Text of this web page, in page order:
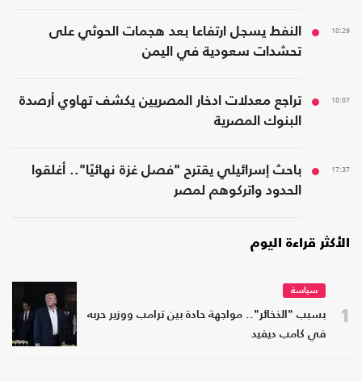
18:29
النفط يسجل ارتفاعا بعد هجمات الحوثي على
تحشدات سعودية في اليمن
18:07
تراجع معدلات ادخار المصريين يكشف تهاوي أرصدة
البنوك المصرية
17:37
باحث إسرائيلي يقترح "فصل غزة نهائيًا".. أغلقوا
الحدود واتركوهم لمصر
الأكثر قراءة اليوم
1
سياسة
بسبب "الذخائر".. مواجهة حادة بين ترامب ووزير حربه
في كامب ديفيد